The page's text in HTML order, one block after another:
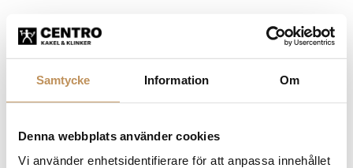
Samtycke Information Om
Denna webbplats använder cookies
Vi använder enhetsidentifierare för att anpassa innehållet